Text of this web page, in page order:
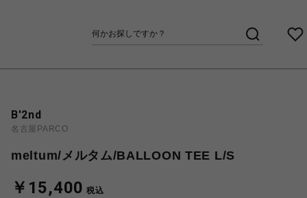
B'2nd
名古屋PARCO
meltum/メルタム/BALLOON TEE L/S
￥15,400 税込